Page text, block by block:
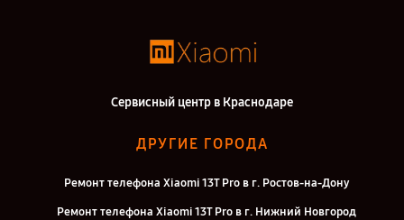
Сервисный центр в Краснодаре
ДРУГИЕ ГОРОДА
Ремонт телефона Xiaomi 13T Pro в г. Ростов-на-Дону
Ремонт телефона Xiaomi 13T Pro в г. Нижний Новгород